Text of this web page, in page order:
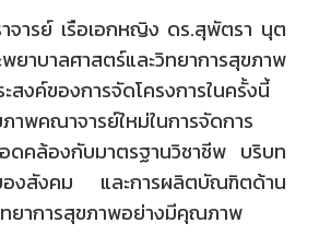
จารย์ เรือเอกหญิง ดร.สุพัตรา นุต
บาลศาสตร์และวิทยาการสุขภาพ
สงค์ของการจัดโครงการในครั้งนี้
พคณาจารย์ใหม่ในการจัดการ
อดคล้องกับมาตรฐานวิชาชีพ บริบท
องสังคม และการผลิตบัณฑิตด้าน
ยาการสุขภาพอย่างมีคุณภาพ